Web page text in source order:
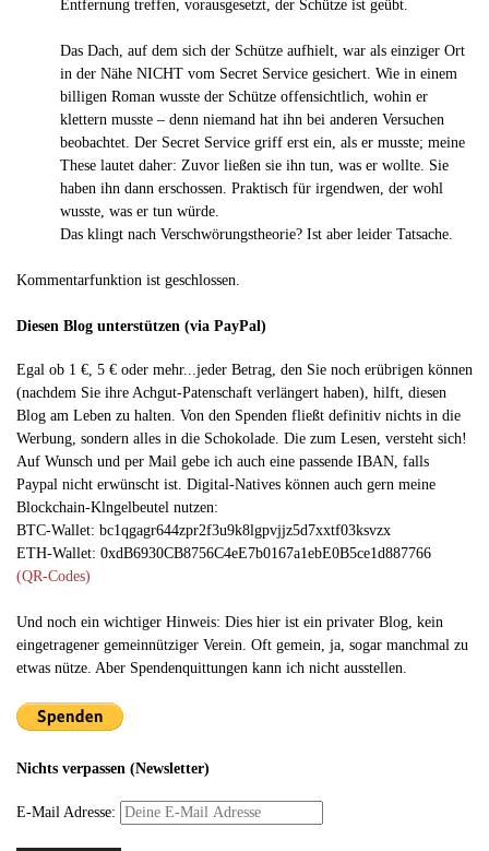
Entfernung treffen, vorausgesetzt, der Schütze ist geübt.
Das Dach, auf dem sich der Schütze aufhielt, war als einziger Ort
in der Nähe NICHT vom Secret Service gesichert. Wie in einem
billigen Roman wusste der Schütze offensichtlich, wohin er
klettern musste – denn niemand hat ihn bei anderen Versuchen
beobachtet. Der Secret Service griff erst ein, als er musste; meine
These lautet daher: Zuvor ließen sie ihn tun, was er wollte. Sie
haben ihn dann erschossen. Praktisch für irgendwen, der wohl
wusste, was er tun würde.
Das klingt nach Verschwörungstheorie? Ist aber leider Tatsache.
Kommentarfunktion ist geschlossen.
Diesen Blog unterstützen (via PayPal)
Egal ob 1 €, 5 € oder mehr...jeder Betrag, den Sie noch erübrigen können
(nachdem Sie ihre Achgut-Patenschaft verlängert haben), hilft, diesen
Blog am Leben zu halten. Von den Spenden fließt definitiv nichts in die
Werbung, sondern alles in die Schokolade. Die zum Lesen, versteht sich!
Auf Wunsch und per Mail gebe ich auch eine passende IBAN, falls
Paypal nicht erwünscht ist. Digital-Natives können auch gern meine
Blockchain-Klngelbeutel nutzen:
BTC-Wallet: bc1qgagr644zpr2f3u9k8lgpvjjz5d7xxtf03ksvzx
ETH-Wallet: 0xdB6930CB8756C4eE7b0167a1ebE0B5ce1d887766
(QR-Codes)
Und noch ein wichtiger Hinweis: Dies hier ist ein privater Blog, kein
eingetragener gemeinnütziger Verein. Oft gemein, ja, sogar manchmal zu
etwas nütze. Aber Spendenquittungen kann ich nicht ausstellen.
Nichts verpassen (Newsletter)
E-Mail Adresse: